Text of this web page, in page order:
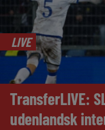
LIVE
TransferLIVE:
udenlandsk